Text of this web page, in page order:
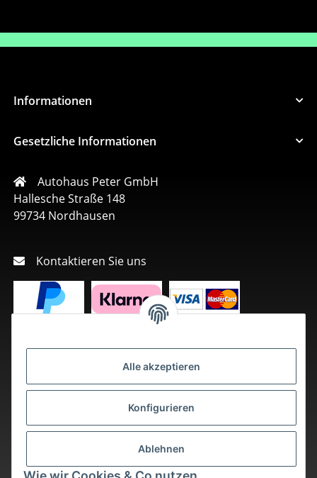
Alle akzeptieren
Konfigurieren
Ablehnen
Informationen
Gesetzliche Informationen
Autohaus Peter GmbH
Hallesche Straße 148
99734 Nordhausen
Kontaktieren Sie uns